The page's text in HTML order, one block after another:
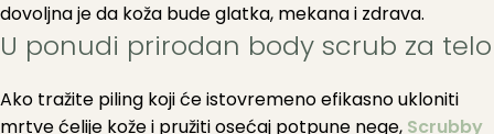
dovoljna je da koža bude glatka, mekana i zdrava.
U ponudi prirodan body scrub za telo
Ako tražite piling koji će istovremeno efikasno ukloniti
mrtve ćelije kože i pružiti osećaj potpune nege, Scrubby